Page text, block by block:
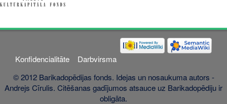
Konfidencialitāte
Darbvirsma
© 2012 Barikadopēdijas fonds. Idejas un nosaukuma autors -
Andrejs Cīrulis. Citēšanas gadījumos atsauce uz Barikadopēdiju ir
obligāta.